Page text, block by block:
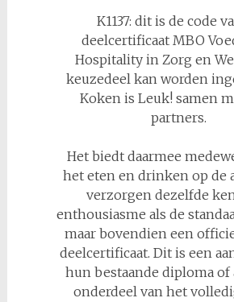
K1137: dit is de code
deelcertificaat MBO
Hospitality in Zorg en
keuzedeel kan worden
Koken is Leuk! samen
partners.
Het biedt daarmee
het eten en drinken op de
verzorgen dezelfde
enthousiasme als de
maar bovendien een
deelcertificaat. Dit is een
hun bestaande diploma of
onderdeel van het